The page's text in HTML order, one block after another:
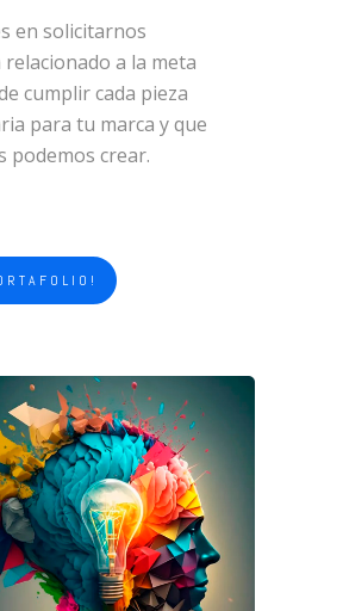
en solicitarnos
a la meta
cumplir cada pieza
para tu marca y que
podemos crear.